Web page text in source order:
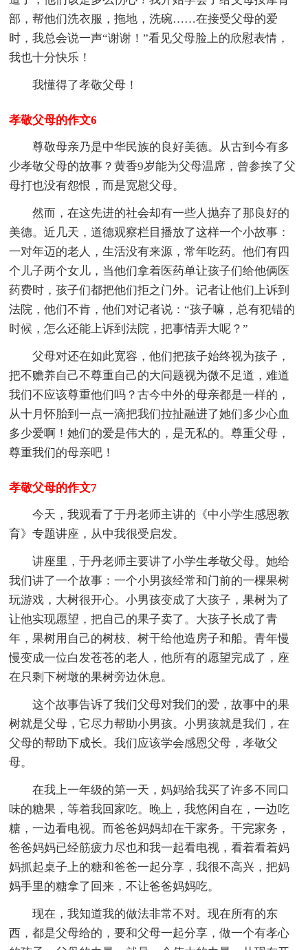
部，帮他们洗衣服，拖地，洗碗……在接受父母的爱
时，我总会说一声“谢谢！”看见父母脸上的欣慰表情，
我也十分快乐！
我懂得了孝敬父母！
孝敬父母的作文6
尊敬母亲乃是中华民族的良好美德。从古到今有多
少孝敬父母的故事？黄香9岁能为父母温席，曾参挨了父
母打也没有怨恨，而是宽慰父母。
然而，在这先进的社会却有一些人抛弃了那良好的
美德。近几天，道德观察栏目播放了这样一个小故事：
一对年迈的老人，生活没有来源，常年吃药。他们有四
个儿子两个女儿，当他们拿着医药单让孩子们给他俩医
药费时，孩子们都把他们拒之门外。记者让他们上诉到
法院，他们不肯，他们对记者说：“孩子嘛，总有犯错的
时候，怎么还能上诉到法院，把事情弄大呢？”
父母对还在如此宽容，他们把孩子始终视为孩子，
把不赡养自己不尊重自己的大问题视为微不足道，难道
我们不应该尊重他们吗？古今中外的母亲都是一样的，
从十月怀胎到一点一滴把我们拉扯融进了她们多少心血
多少爱啊！她们的爱是伟大的，是无私的。尊重父母，
尊重我们的母亲吧！
孝敬父母的作文7
今天，我观看了于丹老师主讲的《中小学生感恩教
育》专题讲座，从中我很受启发。
讲座里，于丹老师主要讲了小学生孝敬父母。她给
我们讲了一个故事：一个小男孩经常和门前的一棵果树
玩游戏，大树很开心。小男孩变成了大孩子，果树为了
让他实现愿望，把自己的果子卖了。大孩子长成了青
年，果树用自己的树枝、树干给他造房子和船。青年慢
慢变成一位白发苍苍的老人，他所有的愿望完成了，座
在只剩下树墩的果树旁边休息。
这个故事告诉了我们父母对我们的爱，故事中的果
树就是父母，它尽力帮助小男孩。小男孩就是我们，在
父母的帮助下成长。我们应该学会感恩父母，孝敬父
母。
在我上一年级的第一天，妈妈给我买了许多不同口
味的糖果，等着我回家吃。晚上，我悠闲自在，一边吃
糖，一边看电视。而爸爸妈妈却在干家务。干完家务，
爸爸妈妈已经筋疲力尽也和我一起看电视，看着看着妈
妈抓起桌子上的糖和爸爸一起分享，我很不高兴，把妈
妈手里的糖拿了回来，不让爸爸妈妈吃。
现在，我知道我的做法非常不对。现在所有的东
西，都是父母给的，要和父母一起分享，做一个有孝心